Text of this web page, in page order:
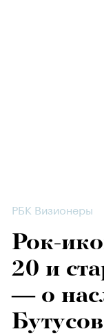
РБК Визионеры
Рок-
20 и
— о